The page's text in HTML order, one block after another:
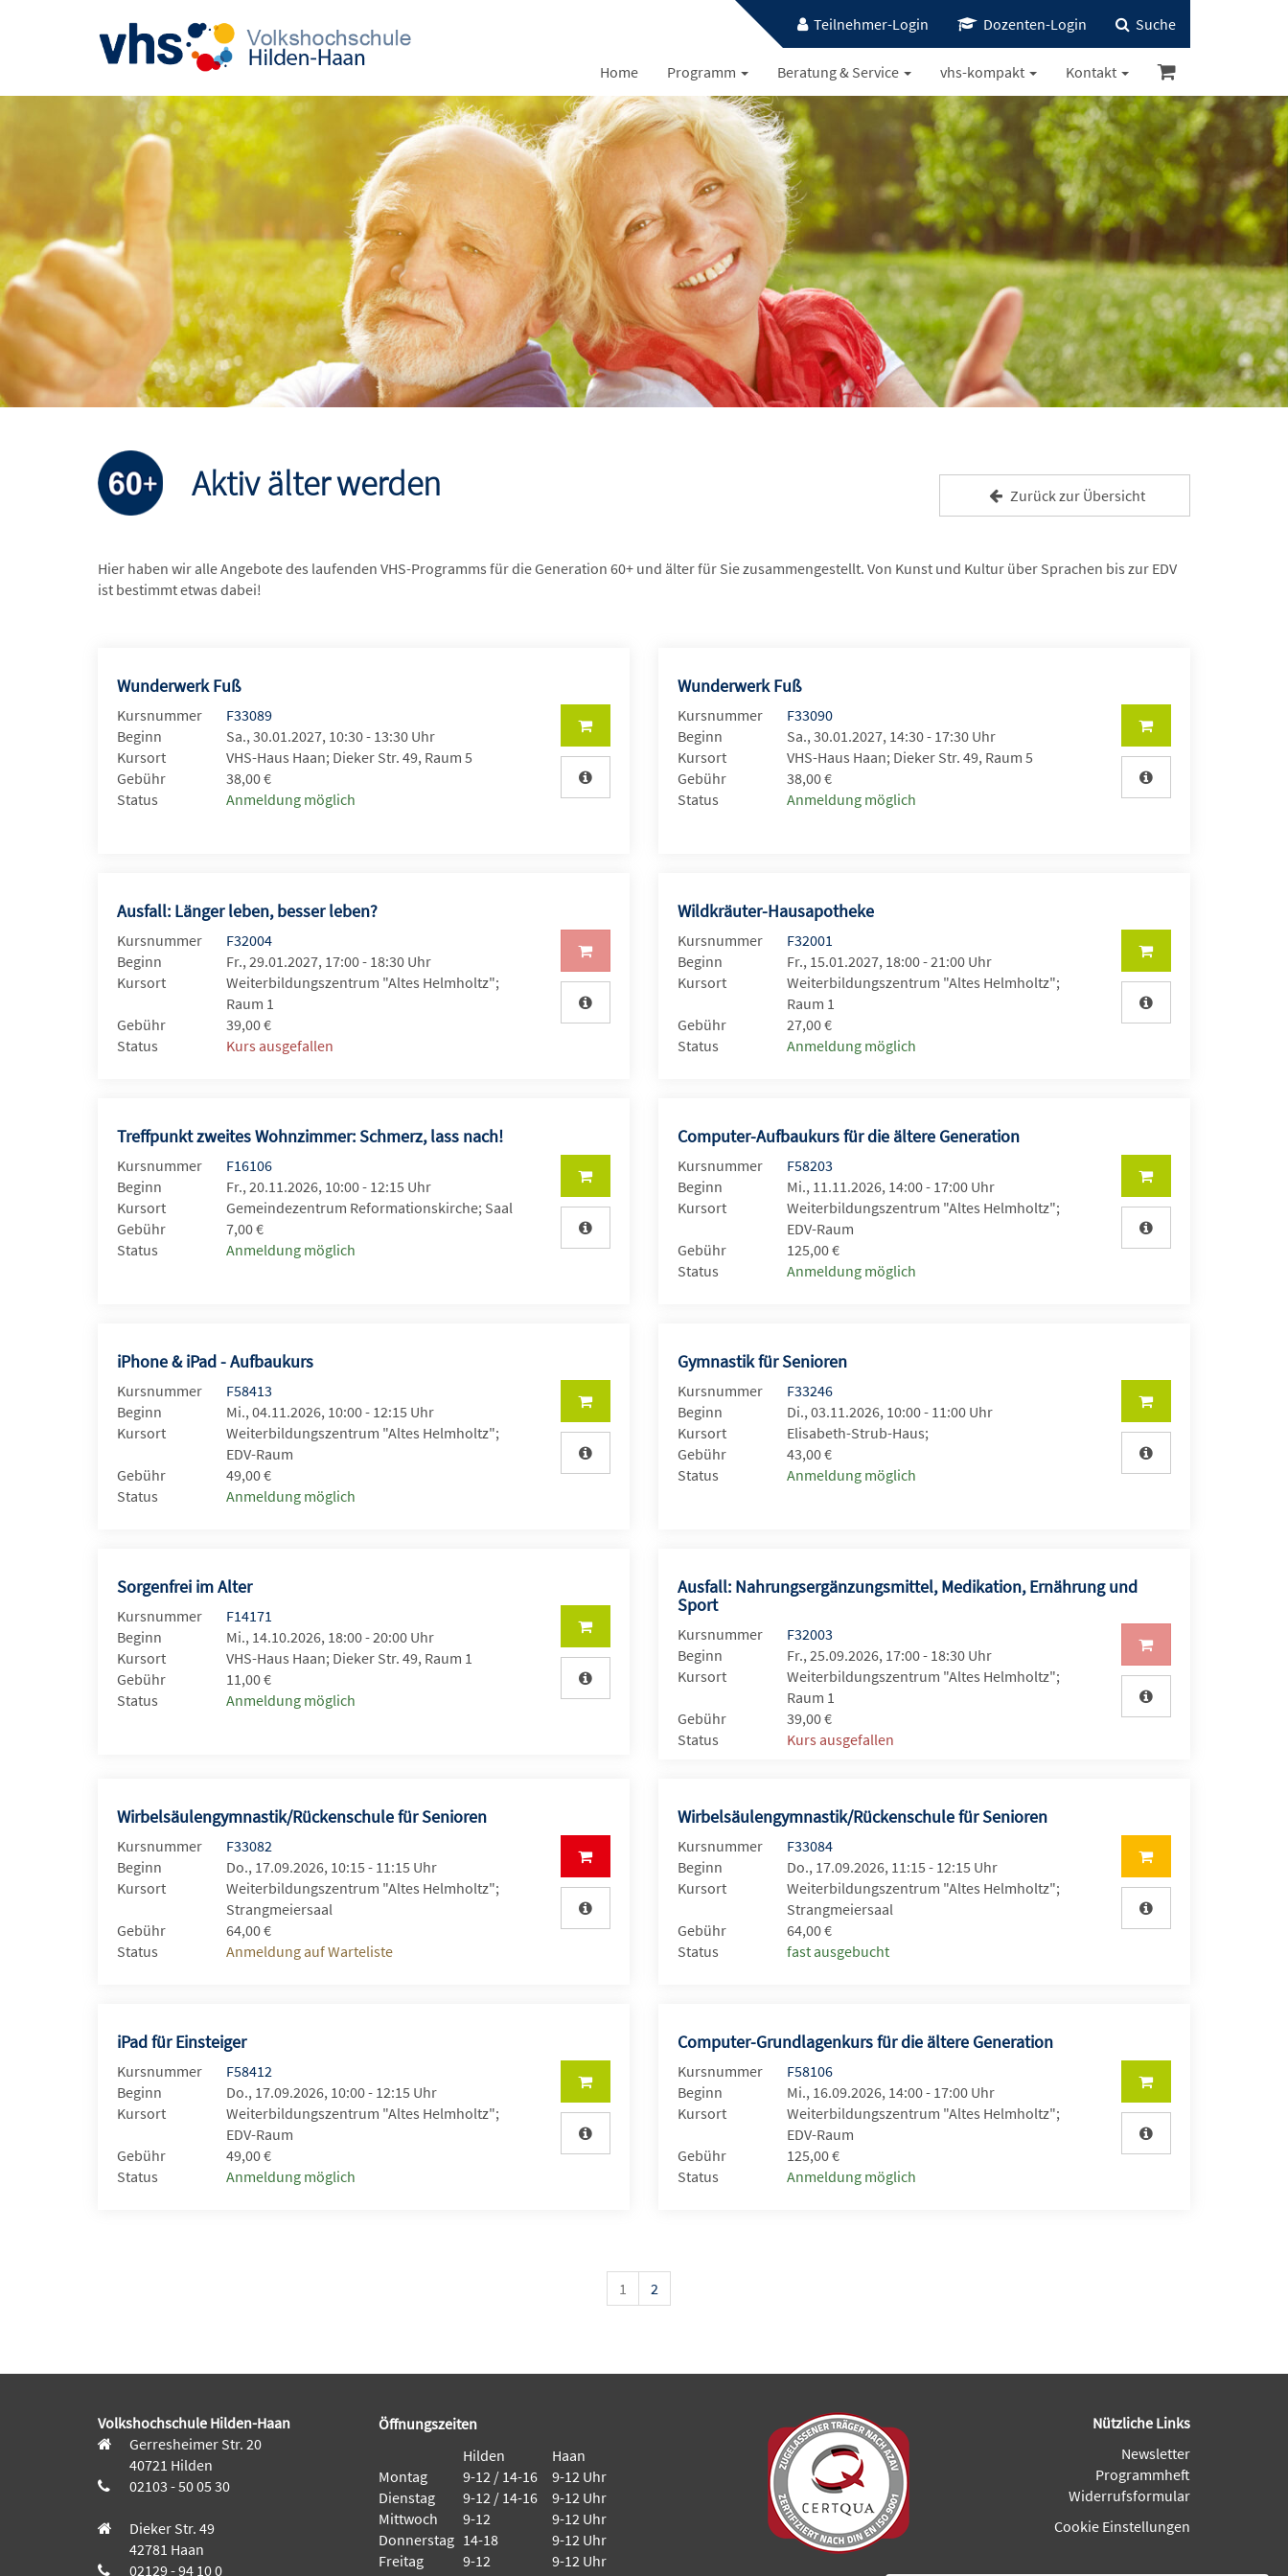
Teilnehmer-Login Dozenten-Login Suche
Home Programm Beratung & Service vhs-kompakt Kontakt
Aktiv älter werden Zurück zur Übersicht
Hier haben wir alle Angebote des laufenden VHS-Programms für die Generation 60+ und älter für Sie zusammengestellt. Von Kunst und Kultur über Sprachen bis zur EDV
ist bestimmt etwas dabei!
Wunderwerk Fuß
Kursnummer
F33089
Beginn
Sa., 30.01.2027, 10:30 - 13:30 Uhr
Kursort
VHS-Haus Haan; Dieker Str. 49, Raum 5
Gebühr
38,00 €
Status
Anmeldung möglich
Wunderwerk Fuß
Kursnummer
F33090
Beginn
Sa., 30.01.2027, 14:30 - 17:30 Uhr
Kursort
VHS-Haus Haan; Dieker Str. 49, Raum 5
Gebühr
38,00 €
Status
Anmeldung möglich
Ausfall: Länger leben, besser leben?
Kursnummer
F32004
Beginn
Fr., 29.01.2027, 17:00 - 18:30 Uhr
Kursort
Weiterbildungszentrum "Altes Helmholtz";
Raum 1
Gebühr
39,00 €
Status
Kurs ausgefallen
Wildkräuter-Hausapotheke
Kursnummer
F32001
Beginn
Fr., 15.01.2027, 18:00 - 21:00 Uhr
Kursort
Weiterbildungszentrum "Altes Helmholtz";
Raum 1
Gebühr
27,00 €
Status
Anmeldung möglich
Treffpunkt zweites Wohnzimmer: Schmerz, lass nach!
Kursnummer
F16106
Beginn
Fr., 20.11.2026, 10:00 - 12:15 Uhr
Kursort
Gemeindezentrum Reformationskirche; Saal
Gebühr
7,00 €
Status
Anmeldung möglich
Computer-Aufbaukurs für die ältere Generation
Kursnummer
F58203
Beginn
Mi., 11.11.2026, 14:00 - 17:00 Uhr
Kursort
Weiterbildungszentrum "Altes Helmholtz";
EDV-Raum
Gebühr
125,00 €
Status
Anmeldung möglich
iPhone & iPad - Aufbaukurs
Kursnummer
F58413
Beginn
Mi., 04.11.2026, 10:00 - 12:15 Uhr
Kursort
Weiterbildungszentrum "Altes Helmholtz";
EDV-Raum
Gebühr
49,00 €
Status
Anmeldung möglich
Gymnastik für Senioren
Kursnummer
F33246
Beginn
Di., 03.11.2026, 10:00 - 11:00 Uhr
Kursort
Elisabeth-Strub-Haus;
Gebühr
43,00 €
Status
Anmeldung möglich
Sorgenfrei im Alter
Kursnummer
F14171
Beginn
Mi., 14.10.2026, 18:00 - 20:00 Uhr
Kursort
VHS-Haus Haan; Dieker Str. 49, Raum 1
Gebühr
11,00 €
Status
Anmeldung möglich
Ausfall: Nahrungsergänzungsmittel, Medikation, Ernährung und
Sport
Kursnummer
F32003
Beginn
Fr., 25.09.2026, 17:00 - 18:30 Uhr
Kursort
Weiterbildungszentrum "Altes Helmholtz";
Raum 1
Gebühr
39,00 €
Status
Kurs ausgefallen
Wirbelsäulengymnastik/Rückenschule für Senioren
Kursnummer
F33082
Beginn
Do., 17.09.2026, 10:15 - 11:15 Uhr
Kursort
Weiterbildungszentrum "Altes Helmholtz";
Strangmeiersaal
Gebühr
64,00 €
Status
Anmeldung auf Warteliste
Wirbelsäulengymnastik/Rückenschule für Senioren
Kursnummer
F33084
Beginn
Do., 17.09.2026, 11:15 - 12:15 Uhr
Kursort
Weiterbildungszentrum "Altes Helmholtz";
Strangmeiersaal
Gebühr
64,00 €
Status
fast ausgebucht
iPad für Einsteiger
Kursnummer
F58412
Beginn
Do., 17.09.2026, 10:00 - 12:15 Uhr
Kursort
Weiterbildungszentrum "Altes Helmholtz";
EDV-Raum
Gebühr
49,00 €
Status
Anmeldung möglich
Computer-Grundlagenkurs für die ältere Generation
Kursnummer
F58106
Beginn
Mi., 16.09.2026, 14:00 - 17:00 Uhr
Kursort
Weiterbildungszentrum "Altes Helmholtz";
EDV-Raum
Gebühr
125,00 €
Status
Anmeldung möglich
1 2
Volkshochschule Hilden-Haan
Gerresheimer Str. 20
40721 Hilden
02103 - 50 05 30
Dieker Str. 49
42781 Haan
02129 - 94 10 0
Öffnungszeiten
Hilden
Haan
Montag
9-12 / 14-16
9-12 Uhr
Dienstag
9-12 / 14-16
9-12 Uhr
Mittwoch
9-12
9-12 Uhr
Donnerstag 14-18
9-12 Uhr
Freitag
9-12 9-12 Uhr
Nützliche Links
Newsletter
Programmheft
Widerrufsformular
Cookie Einstellungen